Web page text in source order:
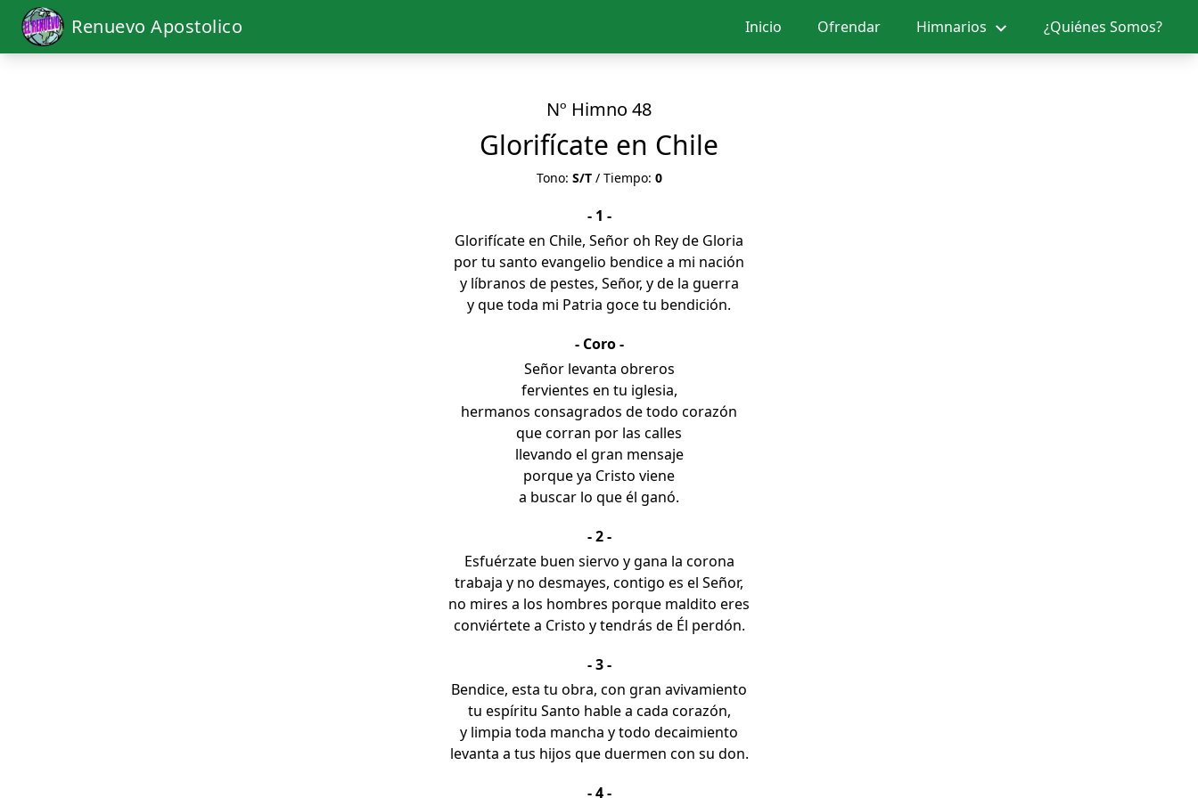
Renuevo Apostolico Inicio Ofrendar Himnarios ¿Quiénes Somos?
Nº Himno 48
Glorifícate en Chile
Tono: S/T/ Tiempo: 0
- 1 -
Glorifícate en Chile, Señor oh Rey de Gloria
por tu santo evangelio bendice a mi nación
y líbranos de pestes, Señor, y de la guerra
y que toda mi Patria goce tu bendición.
- Coro -
Señor levanta obreros
fervientes en tu iglesia,
hermanos consagrados de todo corazón
que corran por las calles
llevando el gran mensaje
porque ya Cristo viene
a buscar lo que él ganó.
- 2 -
Esfuérzate buen siervo y gana la corona
trabaja y no desmayes, contigo es el Señor,
no mires a los hombres porque maldito eres
conviértete a Cristo y tendrás de Él perdón.
- 3 -
Bendice, esta tu obra, con gran avivamiento
tu espíritu Santo hable a cada corazón,
y limpia toda mancha y todo decaimiento
levanta a tus hijos que duermen con su don.
- 4 -